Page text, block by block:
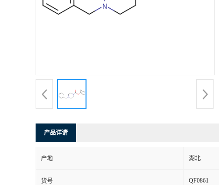
产品详请
产地 湖北
货号 QF0861